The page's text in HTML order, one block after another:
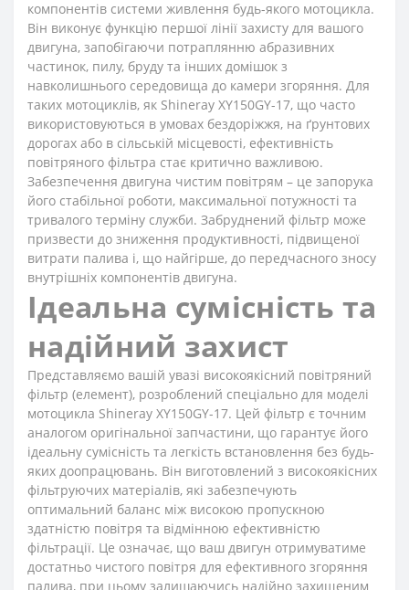
компонентів системи живлення будь-якого мотоцикла.
Він виконує функцію першої лінії захисту для вашого
двигуна, запобігаючи потраплянню абразивних
частинок, пилу, бруду та інших домішок з
навколишнього середовища до камери згоряння. Для
таких мотоциклів, як Shineray XY150GY-17, що часто
використовуються в умовах бездоріжжя, на ґрунтових
дорогах або в сільській місцевості, ефективність
повітряного фільтра стає критично важливою.
Забезпечення двигуна чистим повітрям – це запорука
його стабільної роботи, максимальної потужності та
тривалого терміну служби. Забруднений фільтр може
призвести до зниження продуктивності, підвищеної
витрати палива і, що найгірше, до передчасного зносу
внутрішніх компонентів двигуна.
Ідеальна сумісність та
надійний захист
Представляємо вашій увазі високоякісний повітряний
фільтр (елемент), розроблений спеціально для моделі
мотоцикла Shineray XY150GY-17. Цей фільтр є точним
аналогом оригінальної запчастини, що гарантує його
ідеальну сумісність та легкість встановлення без будь-
яких доопрацювань. Він виготовлений з високоякісних
фільтруючих матеріалів, які забезпечують
оптимальний баланс між високою пропускною
здатністю повітря та відмінною ефективністю
фільтрації. Це означає, що ваш двигун отримуватиме
достатньо чистого повітря для ефективного згоряння
палива, при цьому залишаючись надійно захищеним